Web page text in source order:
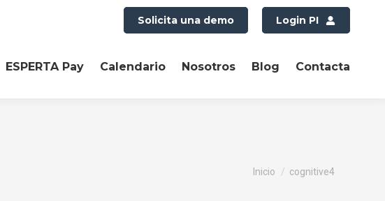
Solicita una demo Login PI
ESPERTA Pay Calendario Nosotros Blog Contacta
Estás aquí:
Inicio cognitive4